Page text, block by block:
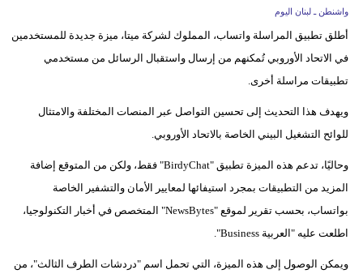
علوم
بيئة
مدوَّنات
واشنطن ـ لبنان اليوم
أطلق تطبيق المراسلة واتساب، المملوك لشركة ميتا، ميزة جديدة للمستخدمين
في الاتحاد الأوروبي تُمكنهم من إرسال واستقبال الرسائل من مستخدمي
تطبيقات مراسلة أخرى.
ويهدف هذا التحديث إلى تحسين التواصل عبر المنصات المختلفة والامتثال
للوائح التشغيل البيني الخاصة بالاتحاد الأوروبي.
وحاليًا، تدعم هذه الميزة تطبيق "BirdyChat" فقط، ولكن من المتوقع إضافة
المزيد من التطبيقات بمجرد استيفائها لمعايير الأمان والتشفير الخاصة
بواتساب، بحسب تقرير لموقع "NewsBytes" المتخصص في أخبار التكنولوجيا،
اطلعت عليه "العربية Business".
ويمكن الوصول إلى هذه الميزة، التي تحمل اسم "دردشات الطرف الثالث"، من